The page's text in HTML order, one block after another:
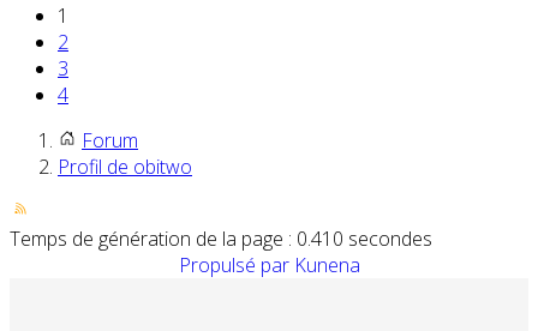
1
2
3
4
Forum
Profil de obitwo
Temps de génération de la page : 0.410 secondes
Propulsé par Kunena